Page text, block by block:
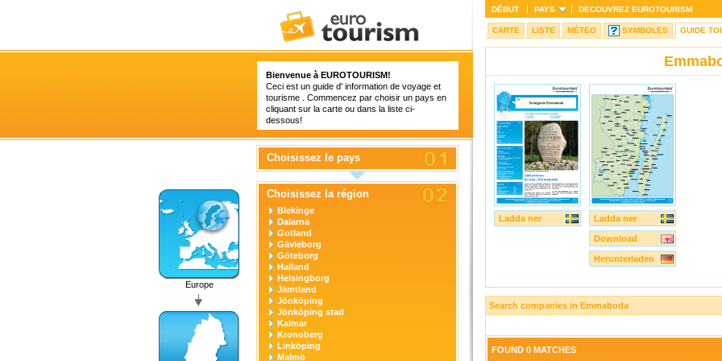
Bienvenue à EUROTOURISM!
Ceci est un guide d' information de voyage et
tourisme . Commencez par choisir un pays en
cliquant sur la carte ou dans la liste ci-
dessous!
Europe
Choisissez le pays
Choisissez la région
Blekinge
Dalarna
Gotland
Gävleborg
Göteborg
Halland
Helsingborg
Jämtland
Jönköping
Jönköping stad
Kalmar
Kronoberg
Linköping
Malmö
DÉBUT PAYS DECOUVREZ EUROTOURISM
CARTE LISTE MÉTEO SYMBOLES GUIDE
Ladda ner Ladda ner
Download
Herunterladen
Search companies in Emmaboda
FOUND 0 MATCHES